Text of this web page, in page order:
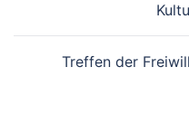
Treffen der